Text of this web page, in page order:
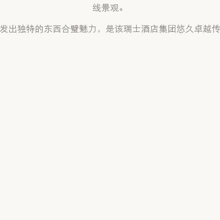
线景观。
出独特的东西合璧魅力，是该瑞士酒店集团悠久卓越传